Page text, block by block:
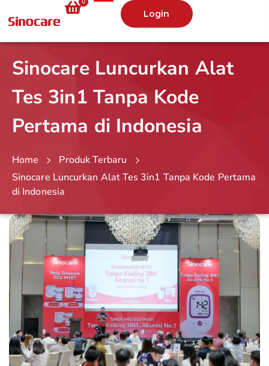
0
Login
Sinocare Luncurkan Alat
Tes 3in1 Tanpa Kode
Pertama di Indonesia
Home
Produk Terbaru
Sinocare Luncurkan Alat Tes 3in1 Tanpa Kode Pertama
di Indonesia